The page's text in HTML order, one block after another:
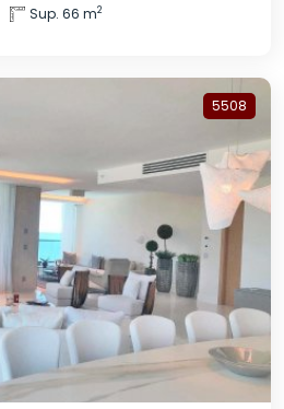
Sup. 66 m2
5508